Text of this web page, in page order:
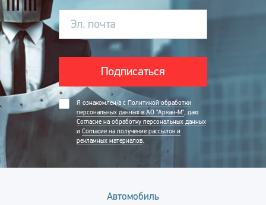
Эл. почта
Подписаться
Я ознакомлен/а с Политикой обработки
персональных данных в АО "Аркан-М", даю
Согласие на обработку персональных данных
и Согласие на получение рассылок и
рекламных материалов.
Автомобиль